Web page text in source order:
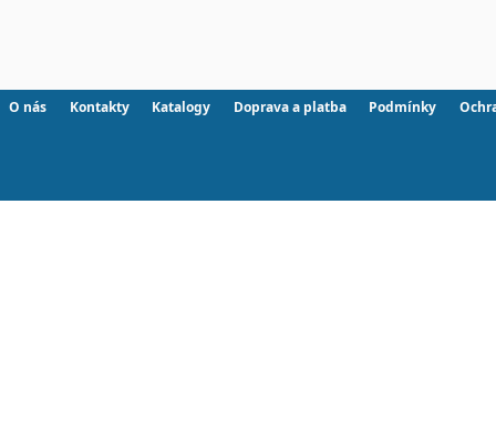
O nás Kontakty Katalogy Doprava a platba Podmínky